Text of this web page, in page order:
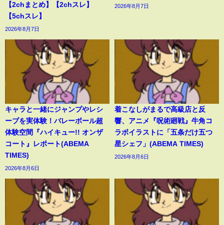
【2chまとめ】【2chスレ】
【5chスレ】
2026年8月7日
2026年8月7日
キャラと一緒にジャンプやレシ
ーブを実体験！バレーボール超
体験空間『ハイキュー!! オンザ
コート』レポート(ABEMA
TIMES)
2026年8月6日
着こなしがまるで高級店と反
響、アニメ『呪術廻戦』牛角コ
ラボイラストに「五条だけ五つ
星シェフ」(ABEMA TIMES)
2026年8月6日